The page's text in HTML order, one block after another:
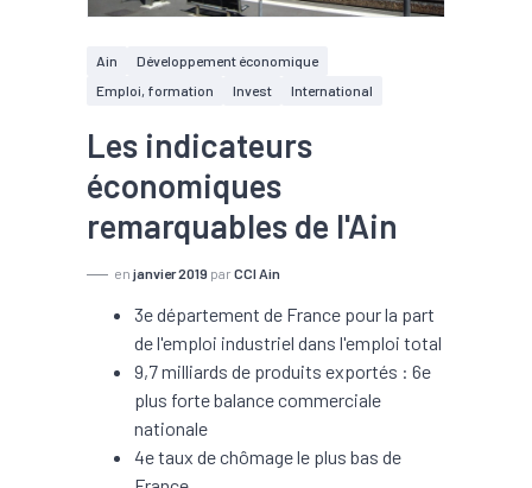
Ain
Développement économique
Emploi, formation
Invest International
Les indicateurs
économiques
remarquables de l'Ain
en janvier 2019 par CCI Ain
3e département de France pour la part
de l'emploi industriel dans l'emploi total
9,7 milliards de produits exportés : 6e
plus forte balance commerciale
nationale
4e taux de chômage le plus bas de